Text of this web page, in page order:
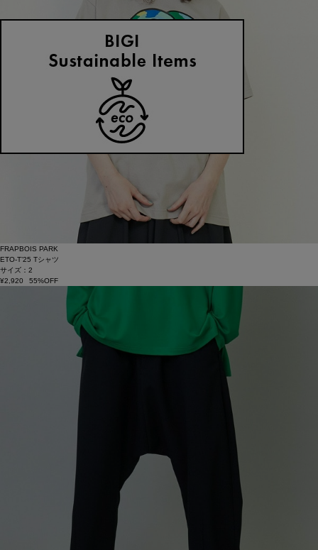
FRAPBOIS PARK
ETO-T’25 Tシャツ
サイズ：2
¥2,920
55%OFF